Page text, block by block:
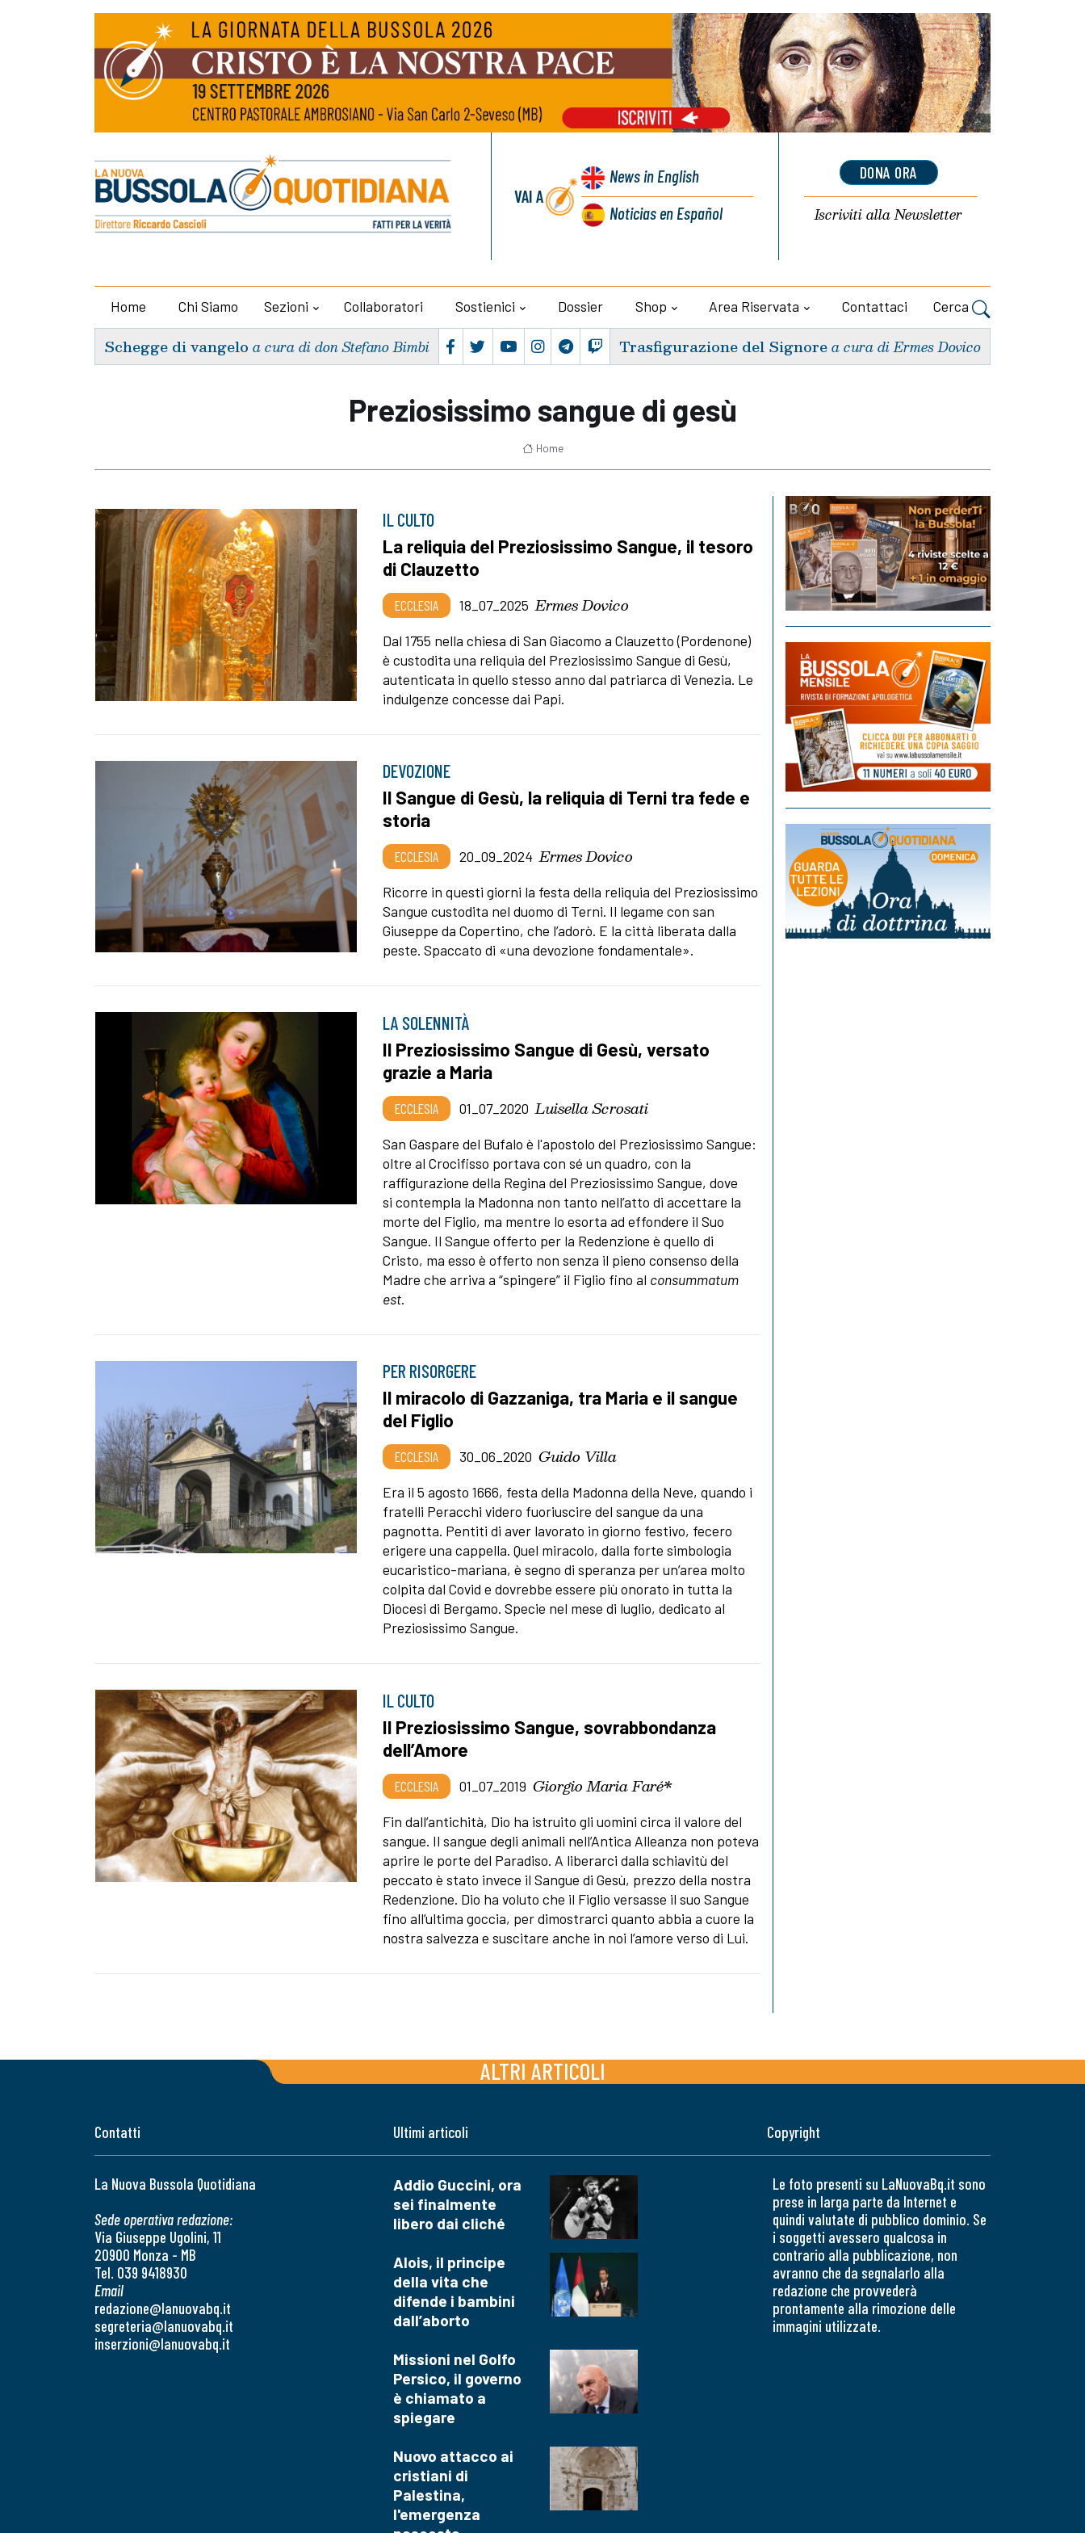
VAI A
Newsin English
Noticiasen Español
DONA ORA
Iscriviti allaNewsletter
Home Chi Siamo Sezioni Collaboratori Sostienici Dossier Shop Area Riservata Contattaci Cerca
Schegge di vangelo a cura di don Stefano Bimbi Trasfigurazione del Signorea cura di Ermes Dovico
Preziosissimo sangue di gesù
Home
IL CULTO
La reliquia del Preziosissimo Sangue, il tesoro
di Clauzetto
ECCLESIA 18_07_2025 Ermes Dovico
Dal 1755 nella chiesa di San Giacomo a Clauzetto (Pordenone)
è custodita una reliquia del Preziosissimo Sangue di Gesù,
autenticata in quello stesso anno dal patriarca di Venezia. Le
indulgenze concesse dai Papi.
DEVOZIONE
Il Sangue di Gesù, la reliquia di Terni tra fede e
storia
ECCLESIA 20_09_2024 Ermes Dovico
Ricorre in questi giorni la festa della reliquia del Preziosissimo
Sangue custodita nel duomo di Terni. Il legame con san
Giuseppe da Copertino, che l’adorò. E la città liberata dalla
peste. Spaccato di «una devozione fondamentale».
LA SOLENNITÀ
Il Preziosissimo Sangue di Gesù, versato
grazie a Maria
ECCLESIA 01_07_2020 Luisella Scrosati
San Gaspare del Bufalo è l'apostolo del Preziosissimo Sangue:
oltre al Crocifisso portava con sé un quadro, con la
raffigurazione della Regina del Preziosissimo Sangue, dove
si contempla la Madonna non tanto nell’atto di accettare la
morte del Figlio, ma mentre lo esorta ad effondere il Suo
Sangue. Il Sangue offerto per la Redenzione è quello di
Cristo, ma esso è offerto non senza il pieno consenso della
Madre che arriva a “spingere” il Figlio fino al consummatum
est.
PER RISORGERE
Il miracolo di Gazzaniga, tra Maria e il sangue
del Figlio
ECCLESIA 30_06_2020 Guido Villa
Era il 5 agosto 1666, festa della Madonna della Neve, quando i
fratelli Peracchi videro fuoriuscire del sangue da una
pagnotta. Pentiti di aver lavorato in giorno festivo, fecero
erigere una cappella. Quel miracolo, dalla forte simbologia
eucaristico-mariana, è segno di speranza per un’area molto
colpita dal Covid e dovrebbe essere più onorato in tutta la
Diocesi di Bergamo. Specie nel mese di luglio, dedicato al
Preziosissimo Sangue.
IL CULTO
Il Preziosissimo Sangue, sovrabbondanza
dell’Amore
ECCLESIA 01_07_2019 Giorgio Maria Faré*
Fin dall’antichità, Dio ha istruito gli uomini circa il valore del
sangue. Il sangue degli animali nell’Antica Alleanza non poteva
aprire le porte del Paradiso. A liberarci dalla schiavitù del
peccato è stato invece il Sangue di Gesù, prezzo della nostra
Redenzione. Dio ha voluto che il Figlio versasse il suo Sangue
fino all’ultima goccia, per dimostrarci quanto abbia a cuore la
nostra salvezza e suscitare anche in noi l’amore verso di Lui.
ALTRI ARTICOLI
Contatti
La Nuova Bussola Quotidiana
Sede operativa redazione:
Via Giuseppe Ugolini, 11
20900 Monza - MB
Tel. 039 9418930
Email
redazione@lanuovabq.it
segreteria@lanuovabq.it
inserzioni@lanuovabq.it
Ultimi articoli
Addio Guccini, ora
sei finalmente
libero dai cliché
Alois, il principe
della vita che
difende i bambini
dall’aborto
Missioni nel Golfo
Persico, il governo
è chiamato a
spiegare
Nuovo attacco ai
cristiani di
Palestina,
l'emergenza
Copyright
Le foto presenti su LaNuovaBq.it sono
prese in larga parte da Internet e
quindi valutate di pubblico dominio. Se
i soggetti avessero qualcosa in
contrario alla pubblicazione, non
avranno che da segnalarlo alla
redazione che provvederà
prontamente alla rimozione delle
immagini utilizzate.